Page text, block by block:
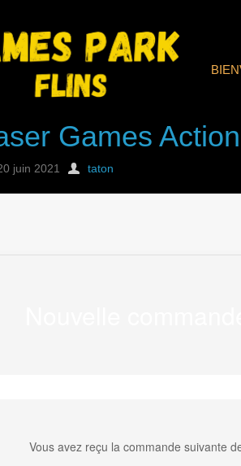
Games Action
juin 2021 taton
Vous avez reçu la commande suivante